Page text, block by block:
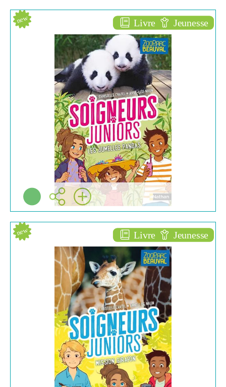
Livre Jeunesse
new
Les jumelles pandas [9]
ROMANS ENFANTS
(6/10)
Christelle CHATEL
Nathan ( Paris - 2022 )
Plus d'infos
Livre Jeunesse
new
Mission girafon [3]
ROMANS ENFANTS
(6/10)
Christelle CHATEL
Nathan ( Paris - 2020 )
Plus d'infos